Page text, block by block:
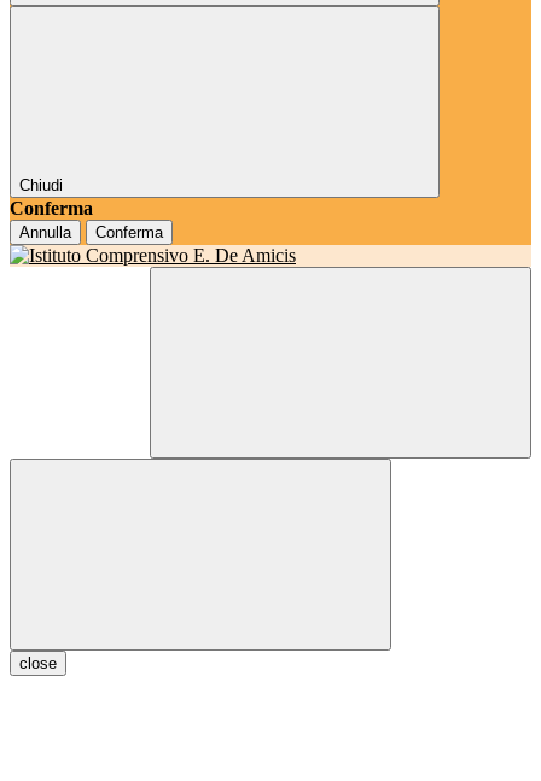
Chiudi
Conferma
Annulla Conferma
close